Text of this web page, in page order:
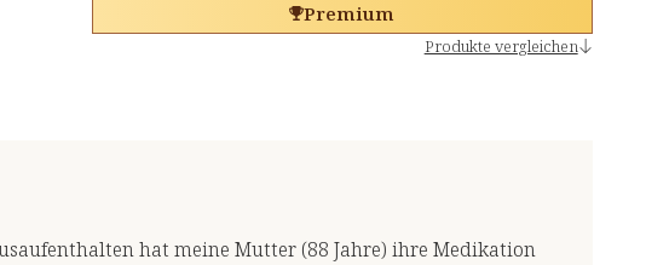
Premium
Produkte vergleichen
hat meine Mutter (88 Jahre) ihre Medikation